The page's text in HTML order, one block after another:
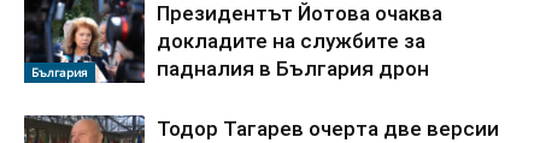
България
Президентът Йотова очаква
докладите на службите за
падналия в България дрон
Тодор Тагарев очерта две версии